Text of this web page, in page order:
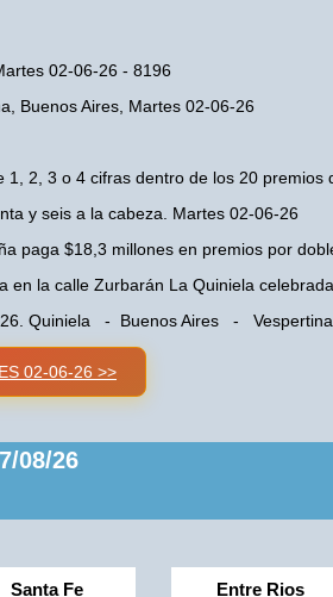
02-06-26 - 8196
Buenos Aires, Martes 02-06-26
2, 3 o 4 cifras dentro de los 20 premios
y seis a la cabeza. Martes 02-06-26
paga $18,3 millones en premios por
la calle Zurbarán La Quiniela
Quiniela - Buenos Aires - Vespertina.
02-06-26 >>
08/26
Santa Fe Entre Rios